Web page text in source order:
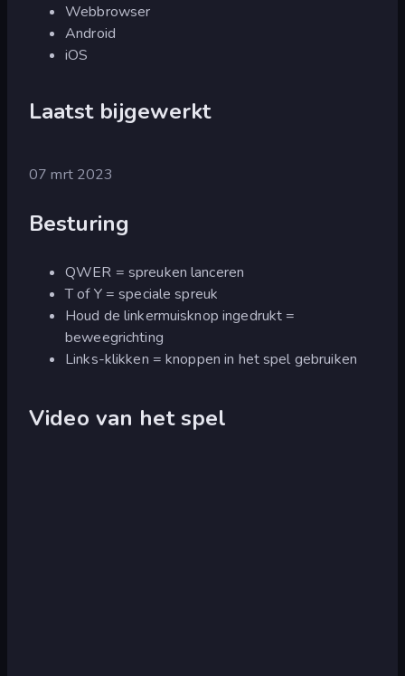
Webbrowser
Android
iOS
Laatst bijgewerkt
07 mrt 2023
Besturing
QWER = spreuken lanceren
T of Y = speciale spreuk
Houd de linkermuisknop ingedrukt =
beweegrichting
Links-klikken = knoppen in het spel gebruiken
Video van het spel